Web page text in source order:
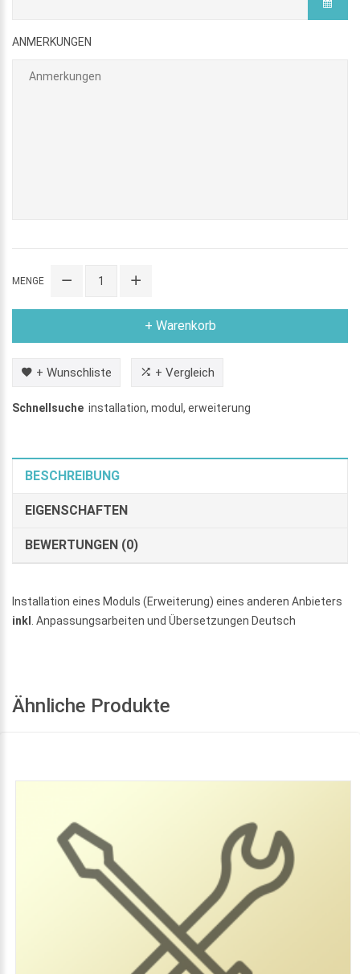
ANMERKUNGEN
MENGE
+ Warenkorb
+ Wunschliste + Vergleich
Schnellsuche installation, modul , erweiterung
BESCHREIBUNG
EIGENSCHAFTEN
BEWERTUNGEN (0)
Installation eines Moduls (Erweiterung) eines anderen Anbieters
inkl
. Anpassungsarbeiten und Übersetzungen Deutsch
Ähnliche Produkte